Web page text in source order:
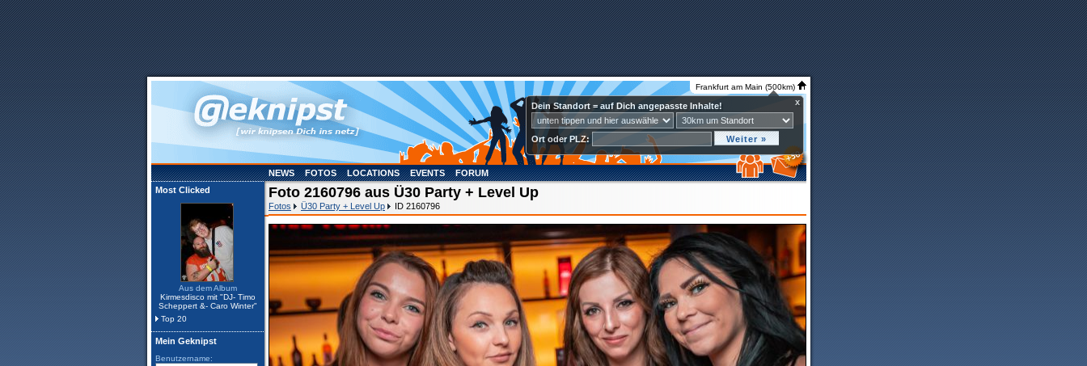
Frankfurt am Main (500km)
Dein Standort = auf Dich angepasste Inhalte! x
Ort oder PLZ:
NEWS FOTOS LOCATIONS EVENTS
FORUM
Most Clicked
Aus dem Album
Kirmesdisco mit "DJ- Timo
Scheppert &- Caro Winter"
Top 20
Mein Geknipst
Benutzername:
Foto 2160796 aus Ü30 Party + Level Up
Fotos Ü30 Party + Level Up ID 2160796